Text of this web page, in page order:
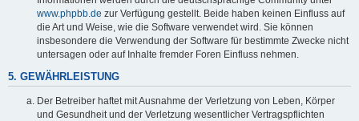
www.phpbb.de zur Verfügung gestellt. Beide haben keinen Einfluss auf
die Art und Weise, wie die Software verwendet wird. Sie können
insbesondere die Verwendung der Software für bestimmte Zwecke nicht
untersagen oder auf Inhalte fremder Foren Einfluss nehmen.
5. GEWÄHRLEISTUNG
Der Betreiber haftet mit Ausnahme der Verletzung von Leben, Körper
und Gesundheit und der Verletzung wesentlicher Vertragspflichten